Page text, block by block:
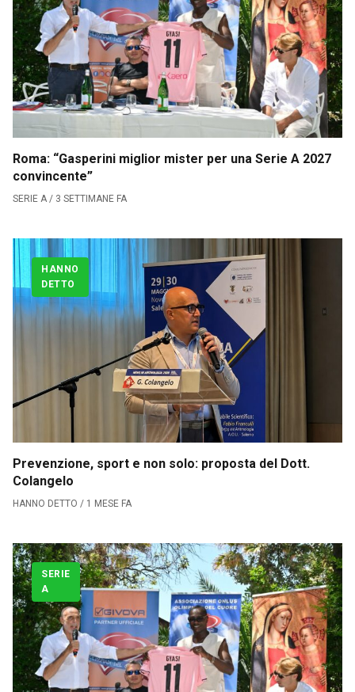
Calciomercato
Serie A
CLASSIFICA
Roma: “Gasperini miglior mister per una Serie A 2027
convincente”
SERIE A / 3 SETTIMANE FA
HANNO
DETTO
Prevenzione, sport e non solo: proposta del Dott.
Colangelo
HANNO DETTO / 1 MESE FA
SERIE
A